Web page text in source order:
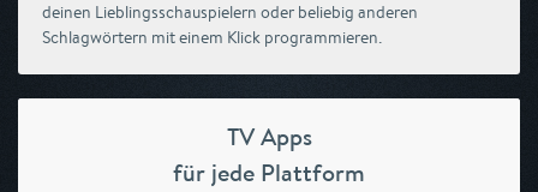
deinen Lieblingsschauspielern oder beliebig anderen
Schlagwörtern mit einem Klick programmieren.
TV Apps
für jede Plattform